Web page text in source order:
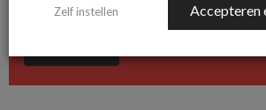
Zelf instellen Accepteren